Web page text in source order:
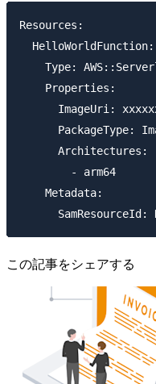
Resources:
  HelloWorldFunction:
Type:
    Properties:
ImageUri:
PackageType:
      Architectures:
        - arm64
    Metadata:
この記事をシェアする